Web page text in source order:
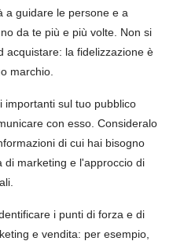
a guidare le persone e a
da te più e più volte. Non si
acquistare: la fidelizzazione è
marchio.
importanti sul tuo pubblico
con esso. Consideralo
di cui hai bisogno
di marketing e l'approccio di
i punti di forza e di
e vendita: per esempio,